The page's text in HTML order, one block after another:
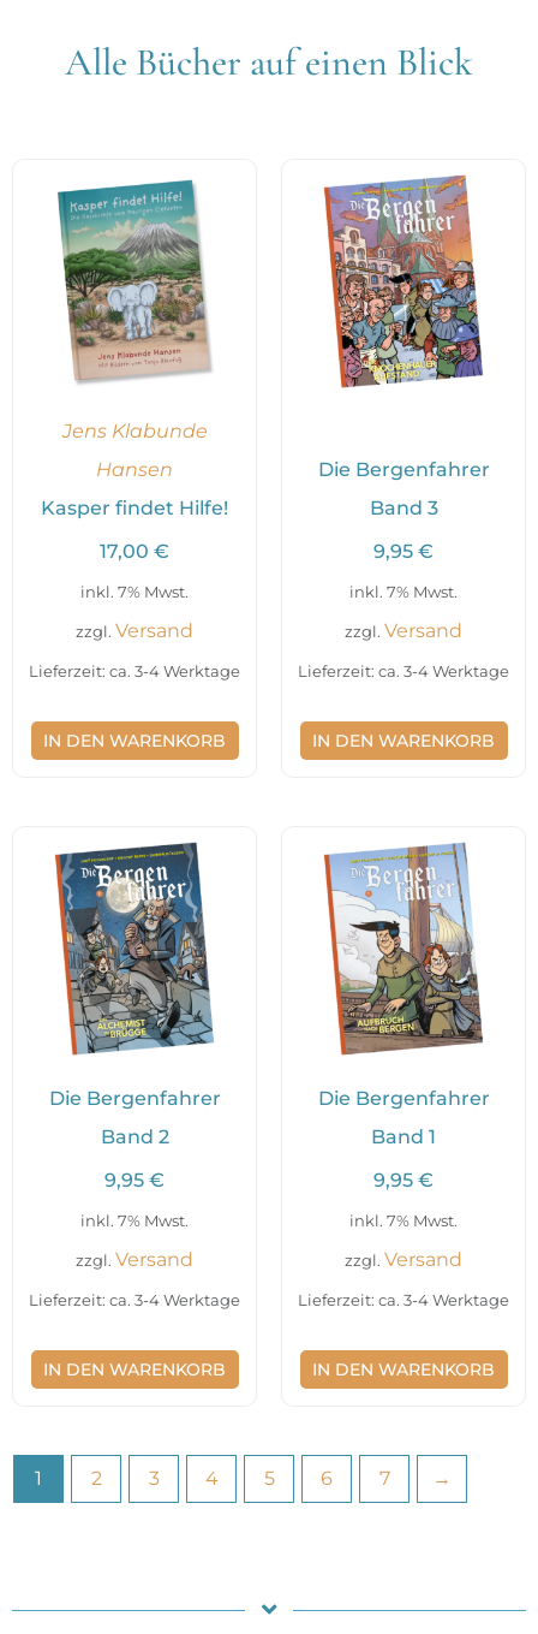
Alle Bücher auf einen Blick
Jens Klabunde
Hansen
Kasper findet Hilfe!
17,00 €
inkl. 7% Mwst.
zzgl. Versand
Lieferzeit: ca. 3-4 Werktage
IN DEN WARENKORB
Die Bergenfahrer
Band 3
9,95 €
inkl. 7% Mwst.
zzgl. Versand
Lieferzeit: ca. 3-4 Werktage
IN DEN WARENKORB
Die Bergenfahrer
Band 2
9,95 €
inkl. 7% Mwst.
zzgl. Versand
Lieferzeit: ca. 3-4 Werktage
IN DEN WARENKORB
Die Bergenfahrer
Band 1
9,95 €
inkl. 7% Mwst.
zzgl. Versand
Lieferzeit: ca. 3-4 Werktage
IN DEN WARENKORB
1 2 3 4 5 6 7 →